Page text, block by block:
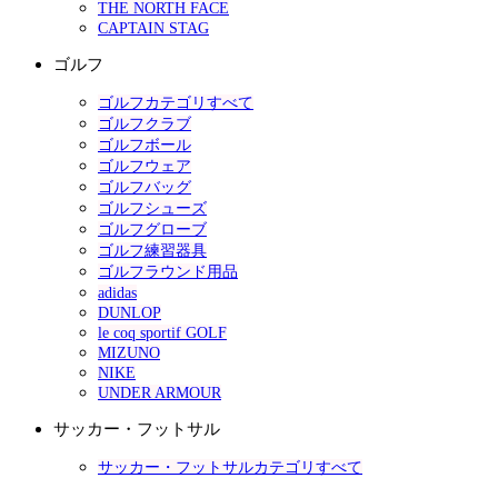
THE NORTH FACE
CAPTAIN STAG
ゴルフ
ゴルフカテゴリすべて
ゴルフクラブ
ゴルフボール
ゴルフウェア
ゴルフバッグ
ゴルフシューズ
ゴルフグローブ
ゴルフ練習器具
ゴルフラウンド用品
adidas
DUNLOP
le coq sportif GOLF
MIZUNO
NIKE
UNDER ARMOUR
サッカー・フットサル
サッカー・フットサルカテゴリすべて